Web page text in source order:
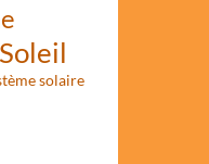
Soleil
solaire